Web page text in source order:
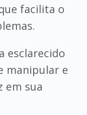
facilita o
esclarecido
manipular e
em sua